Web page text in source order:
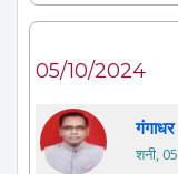
05/10/2024
शनी,